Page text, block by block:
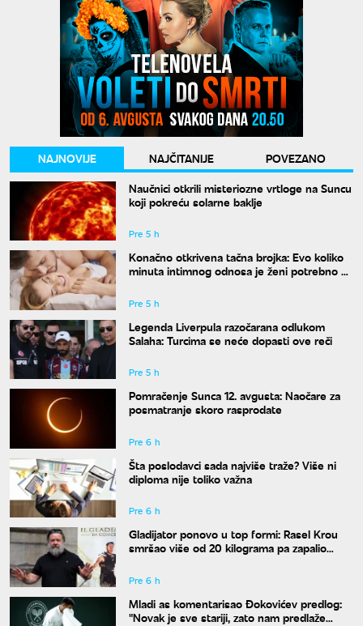
NAJNOVIJE NAJČITANIJE
POVEZANO
Naučnici otkrili misteriozne vrtloge na Suncu
koji pokreću solarne baklje
Pre 5 h
Konačno otkrivena tačna brojka: Evo koliko
minuta intimnog odnosa je ženi potrebno da
Pre 5 h
Legenda Liverpula razočarana odlukom
Salaha: Turcima se neće dopasti ove reči
Pre 5 h
Pomračenje Sunca 12. avgusta: Naočare za
posmatranje skoro rasprodate
Pre 6 h
Šta poslodavci sada najviše traže? Više ni
diploma nije toliko važna
Pre 6 h
Gladijator ponovo u top formi: Rasel Krou
smršao više od 20 kilograma pa zapalio
Pre 6 h
Mladi as komentarisao Đokovićev predlog:
"Novak je sve stariji, zato nam predlaže